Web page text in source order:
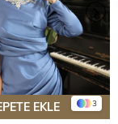
3
EKLE